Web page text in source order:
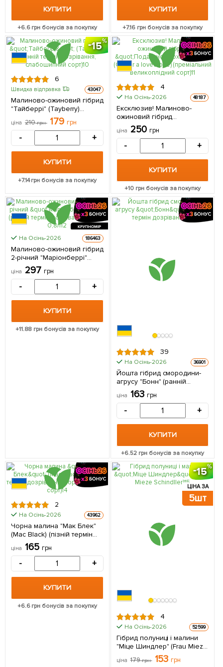
КУПИТИ
+6.6грн бонусів за покупку
КУПИТИ
+7.16 грн бонусів за покупку
15
6
Швидка відправка 43047
Малиново-ожиновий гібрид
"Тайберрі" (Tayberry)
(ранній термін дозрівання,
слабошипний сорт)
(Кореневище) 1 шт в
упаковці
ціна 210грн 179 грн
- +
КУПИТИ
+7.14грн бонусів за покупку
4
На Осінь-2026 48187
Ексклюзив! Малиново-
ожиновий гібрид
"Подарунок коханій" (Gift
for a loved one)
великоплідний сорт)
(Кореневище) 1 шт в
ціна 250 грн
- +
КУПИТИ
+10грн бонусів за покупку
КРУПНОМІР
На Осінь-2026 186463
Малиново-ожиновий гібрид
2-річний "Маріонберрі"
(ранній термін дозрівання)
вазон 0,8л 1 саджанець в
ціна 297 грн
- +
КУПИТИ
+11.88 грн бонусів за покупку
39
На Осінь-2026 36901
Йошта гібрид смородини-
агрусу "Бонн" (ранній
термін дозрівання) 1
саджанець в упаковці
ціна 163 грн
- +
КУПИТИ
+6.52 грн бонусів за покупку
2
На Осінь-2026 43962
Чорна малина "Мак Блек"
(Mac Black) (пізній термін
дозрівання, морозостійкий
сорт) (Кореневище) 1 шт в
ціна 165 грн
- +
КУПИТИ
+6.6грн бонусів за покупку
15
ЦІНА ЗА
5шт
4
На Осінь-2026 52599
Гібрид полуниці і малини
"Міце Шиндлер" (Frau Mieze
Schindller) 5 шт в упаковці
ціна 179грн 153 грн